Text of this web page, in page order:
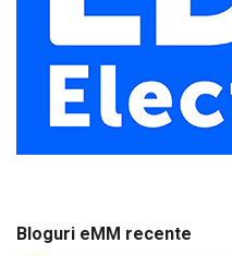
Bloguri eMM recente